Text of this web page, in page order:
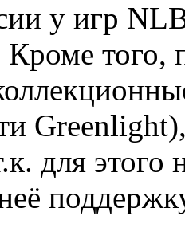
у игр
того,
для